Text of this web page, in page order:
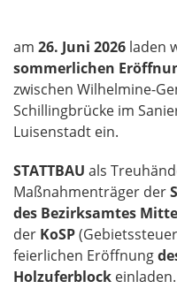
am 26. Juni 2026 laden
sommerlichen
zwischen Wilhelmine-
Schillingbrücke im
Luisenstadt ein.
STATTBAU als
Maßnahmenträger der
des Bezirksamtes Mitte
der KoSP
feierlichen Eröffnung
Holzuferblock einladen.